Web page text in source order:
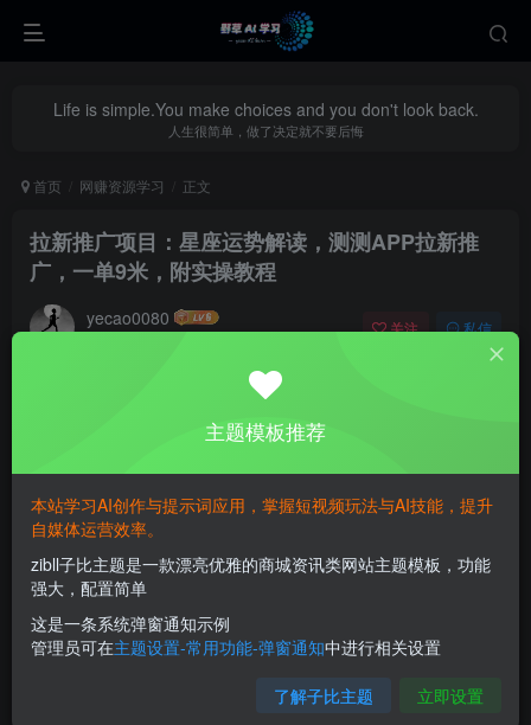
Life is simple.You make choices and you don't look back.
人生很简单，做了决定就不要后悔
首页 网赚资源学习 正文
拉新推广项目：星座运势解读，测测APP拉新推
广，一单9米，附实操教程
yecao0080 关注 私信
主题模板推荐
本站学习AI创作与提示词应用，掌握短视频玩法与AI技能，提升
自媒体运营效率。
zibll子比主题是一款漂亮优雅的商城资讯类网站主题模板，功能
强大，配置简单
这是一条系统弹窗通知示例
管理员可在主题设置-常用功能-弹窗通知中进行相关设置
了解子比主题 立即设置